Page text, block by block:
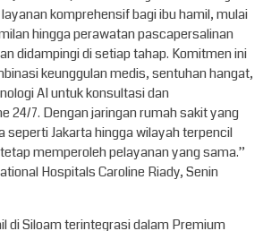
komprehensif bagi ibu hamil, mulai
hingga perawatan pascapersalinan
didampingi di setiap tahap. Komitmen ini
keunggulan medis, sentuhan hangat,
AI untuk konsultasi dan
24/7. Dengan jaringan rumah sakit yang
seperti Jakarta hingga wilayah terpencil
memperoleh pelayanan yang sama.”
Hospitals Caroline Riady, Senin
di Siloam terintegrasi dalam Premium